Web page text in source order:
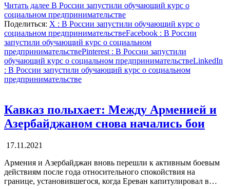
Читать далее В России запустили обучающий курс о
социальном предпринимательстве
Поделиться: X : В России запустили обучающий курс о
социальном предпринимательствеFacebook : В России
запустили обучающий курс о социальном
предпринимательствеPinterest : В России запустили
обучающий курс о социальном предпринимательствеLinkedIn
: В России запустили обучающий курс о социальном
предпринимательстве
Кавказ полыхает: Между Арменией и
Азербайджаном снова начались бои
17.11.2021
Армения и Азербайджан вновь перешли к активным боевым
действиям после года относительного спокойствия на
границе, установившегося, когда Ереван капитулировал в…